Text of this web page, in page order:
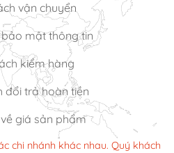
vận chuyển
bảo mật thông tin
kiểm hàng
đổi trả hoàn tiền
giá sản phẩm
chi nhánh khác nhau. Quý khách